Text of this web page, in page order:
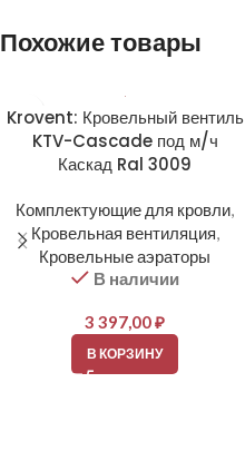
Похожие товары
Krovent: Кровельный вентиль
KTV-Cascade под м/ч
Каскад Ral 3009
Комплектующие для кровли,
Кровельная вентиляция,
Кровельные аэраторы
В наличии
3 397,00₽
В КОРЗИНУ